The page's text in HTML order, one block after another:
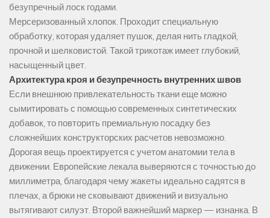
безупречный лоск годами.
Мерсеризованный хлопок. Проходит специальную
обработку, которая удаляет пушок, делая нить гладкой,
прочной и шелковистой. Такой трикотаж имеет глубокий,
насыщенный цвет.
Архитектура кроя и безупречность внутренних швов
Если внешнюю привлекательность ткани еще можно
сымитировать с помощью современных синтетических
добавок, то повторить премиальную посадку без
сложнейших конструкторских расчетов невозможно.
Дорогая вещь проектируется с учетом анатомии тела в
движении. Европейские лекала выверяются с точностью до
миллиметра, благодаря чему жакеты идеально садятся в
плечах, а брюки не сковывают движений и визуально
вытягивают силуэт. Второй важнейший маркер — изнанка. В